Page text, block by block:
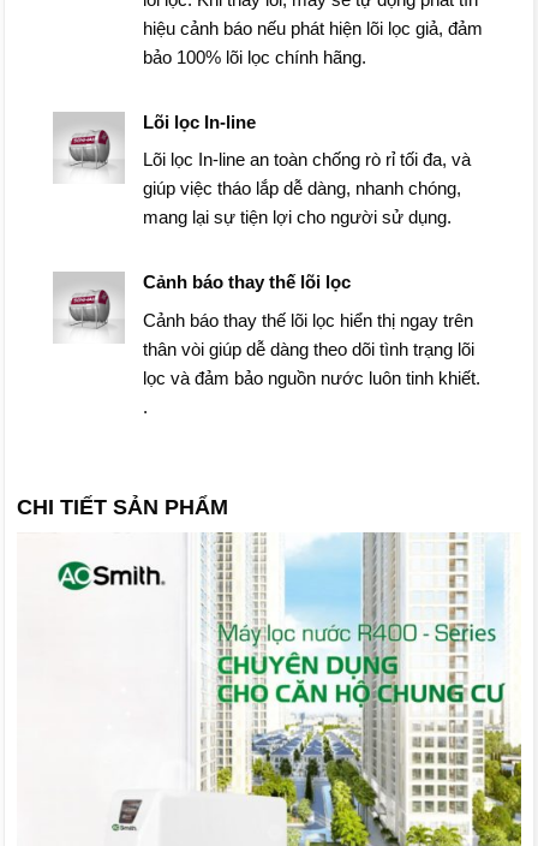
hiệu cảnh báo nếu phát hiện lõi lọc giả, đảm
bảo 100% lõi lọc chính hãng.
Lõi lọc In-line
Lõi lọc In-line an toàn chống rò rỉ tối đa, và
giúp việc tháo lắp dễ dàng, nhanh chóng,
mang lại sự tiện lợi cho người sử dụng.
Cảnh báo thay thế lõi lọc
Cảnh báo thay thế lõi lọc hiển thị ngay trên
thân vòi giúp dễ dàng theo dõi tình trạng lõi
lọc và đảm bảo nguồn nước luôn tinh khiết.
.
CHI TIẾT SẢN PHẨM